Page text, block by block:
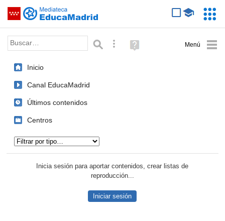
Saltar navegación
Palabra o frase: Búsqueda avanzada
Ayuda
(en
Inicio
Canal EducaMadrid
Últimos contenidos
Centros
Inicia sesión para aportar contenidos, crear listas de
reproducción...
Iniciar sesión